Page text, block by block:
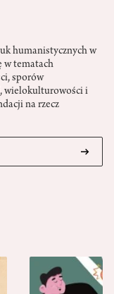
humanistycznych w
w tematach
sporów
wielokulturowości i
na rzecz